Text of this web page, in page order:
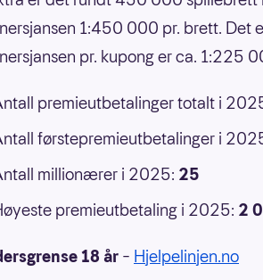
1:450 000 pr. brett. Det
pr. kupong er ca. 1:225
premieutbetalinger totalt i
førstepremieutbetalinger i
millionærer i 2025: 25
premieutbetaling i 2025: 2
18 år – Hjelpelinjen.no